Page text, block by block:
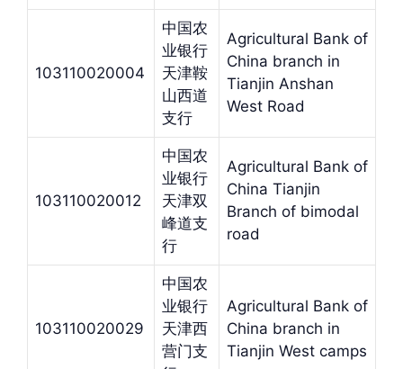
103110020004
中国农
业银行
天津鞍
山西道
支行
Agricultural Bank of
China branch in
Tianjin Anshan
West Road
103110020012
中国农
业银行
天津双
峰道支
行
Agricultural Bank of
China Tianjin
Branch of bimodal
road
103110020029
中国农
业银行
天津西
营门支
Agricultural Bank of
China branch in
Tianjin West camps